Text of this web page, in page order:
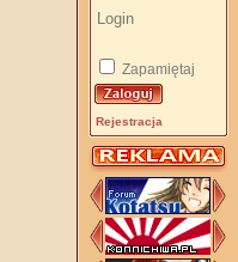
Zapamiętaj
Rejestracja